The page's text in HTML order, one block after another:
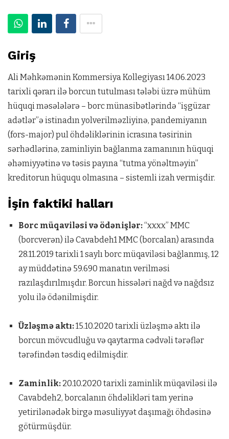
Giriş
Ali Məhkəmənin Kommersiya Kollegiyası 14.06.2023
tarixli qərarı ilə borcun tutulması tələbi üzrə mühüm
hüquqi məsələlərə – borc münasibətlərində “işgüzar
adətlər”ə istinadın yolverilməzliyinə, pandemiyanın
(fors-major) pul öhdəliklərinin icrasına təsirinin
sərhədlərinə, zaminliyin bağlanma zamanının hüquqi
əhəmiyyətinə və təsis payına “tutma yönəltməyin”
kreditorun hüququ olmasına – sistemli izah vermişdir.
İşin faktiki halları
Borc müqaviləsi və ödənişlər:“xxxx” MMC
(borcverən) ilə Cavabdeh1 MMC (borcalan) arasında
28.11.2019 tarixli 1 saylı borc müqaviləsi bağlanmış, 12
ay müddətinə 59.690 manatın verilməsi
razılaşdırılmışdır. Borcun hissələri nağd və nağdsız
yolu ilə ödənilmişdir.
Üzləşmə aktı:15.10.2020 tarixli üzləşmə aktı ilə
borcun mövcudluğu və qaytarma cədvəli tərəflər
tərəfindən təsdiq edilmişdir.
Zaminlik:20.10.2020 tarixli zaminlik müqaviləsi ilə
Cavabdeh2, borcalanın öhdəlikləri tam yerinə
yetirilənədək birgə məsuliyyət daşımağı öhdəsinə
götürmüşdür.